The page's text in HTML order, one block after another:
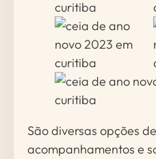
São diversas opções
acompanhamentos e